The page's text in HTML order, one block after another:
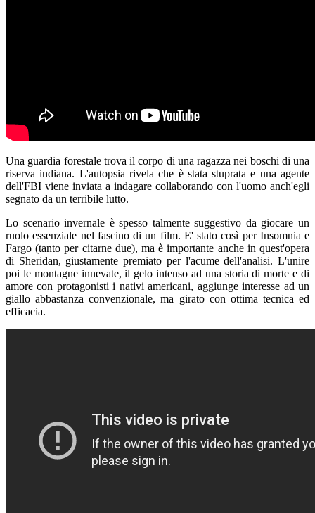
Una guardia forestale trova il corpo di una ragazza nei boschi di una
riserva indiana. L'autopsia rivela che è stata stuprata e una agente
dell'FBI viene inviata a indagare collaborando con l'uomo anch'egli
segnato da un terribile lutto.
Lo scenario invernale è spesso talmente suggestivo da giocare un
ruolo essenziale nel fascino di un film. E' stato così per Insomnia e
Fargo (tanto per citarne due), ma è importante anche in quest'opera
di Sheridan, giustamente premiato per l'acume dell'analisi. L'unire
poi le montagne innevate, il gelo intenso ad una storia di morte e di
amore con protagonisti i nativi americani, aggiunge interesse ad un
giallo abbastanza convenzionale, ma girato con ottima tecnica ed
efficacia.